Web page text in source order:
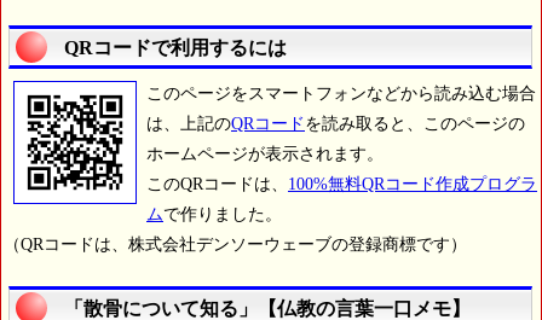
QRコードで利用するには
このページをスマートフォンなどから読み込む場合
は、上記のQRコード を読み取ると、このページの
ホームページが表示されます。
このQRコードは、 100%無料QRコード作成プログラ
ムで作りました。
（QRコードは、株式会社デンソーウェーブの登録商標です）
「散骨について知る」【仏教の言葉一口メモ】